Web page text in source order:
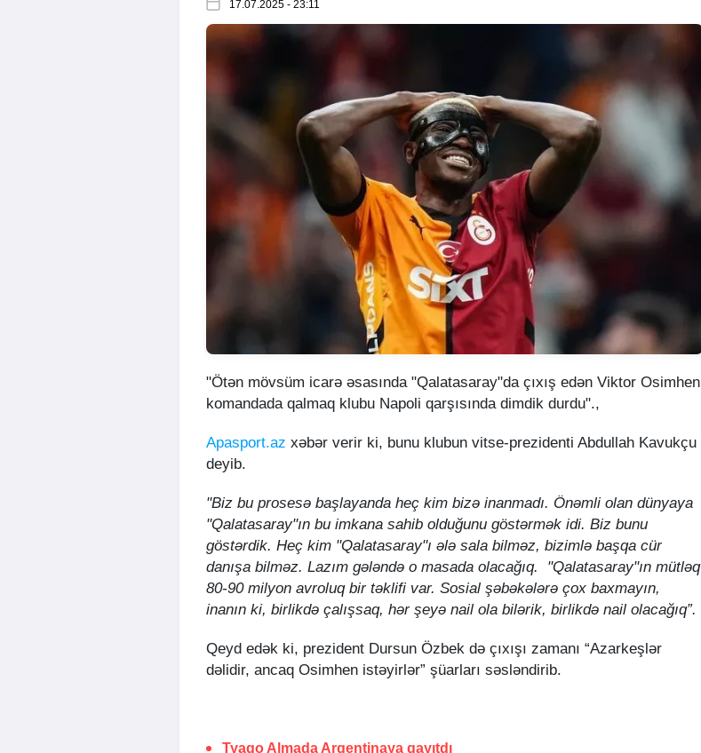
17.07.2025 - 23:11
"Ötən mövsüm icarə əsasında "Qalatasaray"da çıxış edən Viktor Osimhen
komandada qalmaq klubu Napoli qarşısında dimdik durdu".,
Apasport.az xəbər verir ki, bunu klubun vitse-prezidenti Abdullah Kavukçu
deyib.
"Biz bu prosesə başlayanda heç kim bizə inanmadı. Önəmli olan dünyaya
"Qalatasaray"ın bu imkana sahib olduğunu göstərmək idi. Biz bunu
göstərdik. Heç kim "Qalatasaray"ı ələ sala bilməz, bizimlə başqa cür
danışa bilməz. Lazım gələndə o masada olacağıq. "Qalatasaray"ın mütləq
80-90 milyon avroluq bir təklifi var. Sosial şəbəkələrə çox baxmayın,
inanın ki, birlikdə çalışsaq, hər şeyə nail ola bilərik, birlikdə nail olacağıq”.
Qeyd edək ki, prezident Dursun Özbek də çıxışı zamanı “Azarkeşlər
dəlidir, ancaq Osimhen istəyirlər” şüarları səsləndirib.
Tyaqo Almada Argentinaya qayıtdı